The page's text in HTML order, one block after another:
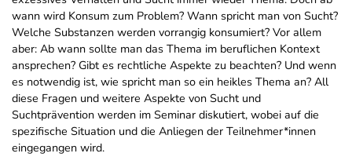
wann wird Konsum zum Problem? Wann spricht man von Sucht?
Welche Substanzen werden vorrangig konsumiert? Vor allem
aber: Ab wann sollte man das Thema im beruflichen Kontext
ansprechen? Gibt es rechtliche Aspekte zu beachten? Und wenn
es notwendig ist, wie spricht man so ein heikles Thema an? All
diese Fragen und weitere Aspekte von Sucht und
Suchtprävention werden im Seminar diskutiert, wobei auf die
spezifische Situation und die Anliegen der Teilnehmer*innen
eingegangen wird.